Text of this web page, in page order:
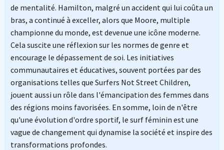
de mentalité. Hamilton, malgré un accident qui lui coûta un
bras, a continué à exceller, alors que Moore, multiple
championne du monde, est devenue une icône moderne.
Cela suscite une réflexion sur les normes de genre et
encourage le dépassement de soi. Les initiatives
communautaires et éducatives, souvent portées par des
organisations telles que Surfers Not Street Children,
jouent aussi un rôle dans l'émancipation des femmes dans
des régions moins favorisées. En somme, loin de n'être
qu'une évolution d'ordre sportif, le surf féminin est une
vague de changement qui dynamise la société et inspire des
transformations profondes.